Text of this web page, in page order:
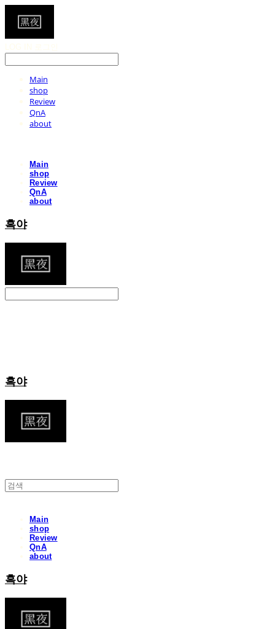
Main
shop
Review
QnA
about
Main
shop
Review
QnA
about
흑야
흑야
Main
shop
Review
QnA
about
흑야